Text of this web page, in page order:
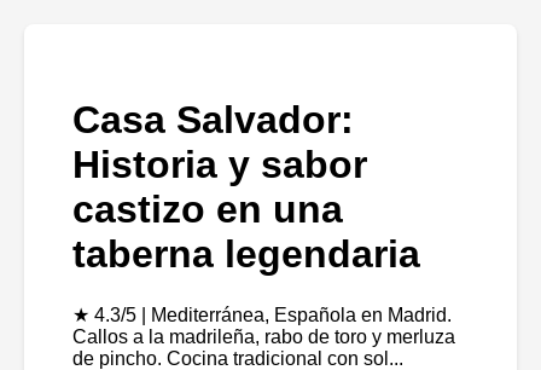
Casa Salvador:
Historia y sabor
castizo en una
taberna legendaria
★ 4.3/5 | Mediterránea, Española en Madrid.
Callos a la madrileña, rabo de toro y merluza
de pincho. Cocina tradicional con sol...